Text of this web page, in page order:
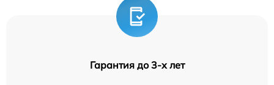
Гарантия до 3-х лет